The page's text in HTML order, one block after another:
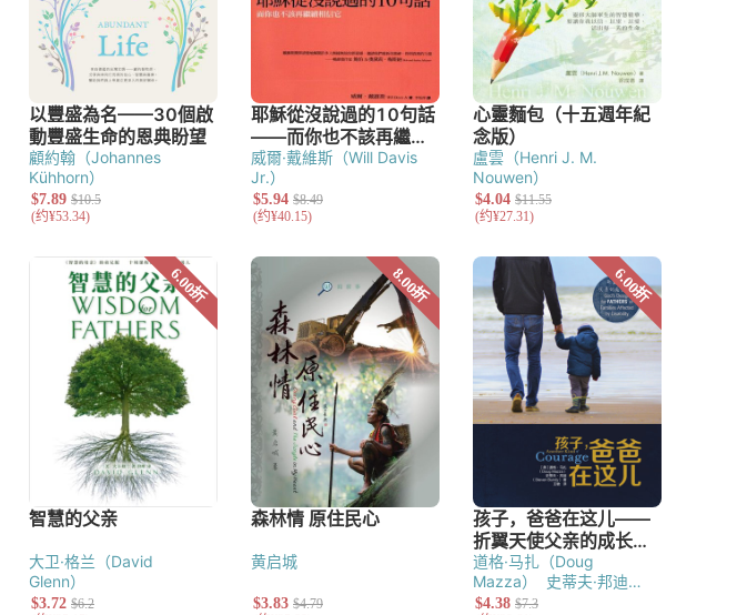
顧約翰（Johannes
Kühhorn）
威爾·戴維斯（Will Davis
Jr.）
盧雲（Henri J. M.
Nouwen）
大卫·格兰（David
Glenn）
黄启城
道格·马扎（Doug
Mazza）
史蒂夫·邦迪
（Steven Bundy）